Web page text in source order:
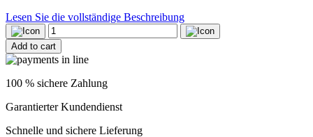
Lesen Sie die vollständige Beschreibung
Binokularlupen
quantity
Add to cart
100 % sichere Zahlung
Garantierter Kundendienst
Schnelle und sichere Lieferung